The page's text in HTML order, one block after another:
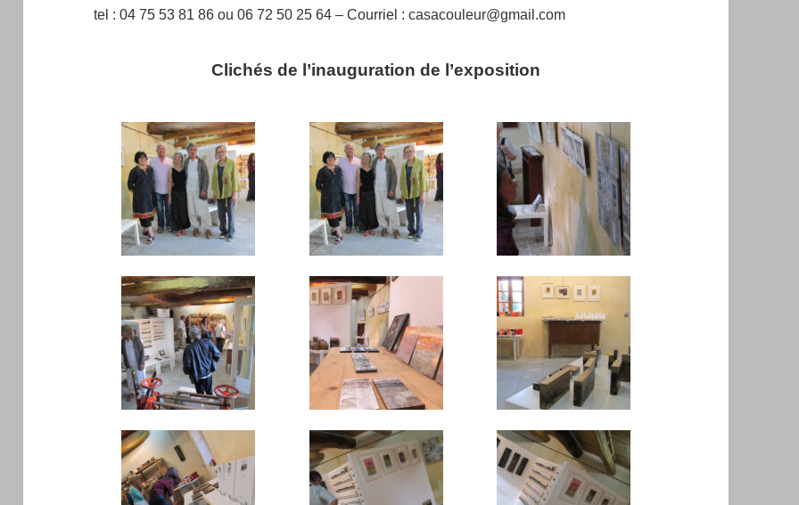
tel : 04 75 53 81 86 ou 06 72 50 25 64 – Courriel : casacouleur@gmail.com
Clichés de l’inauguration de l’exposition